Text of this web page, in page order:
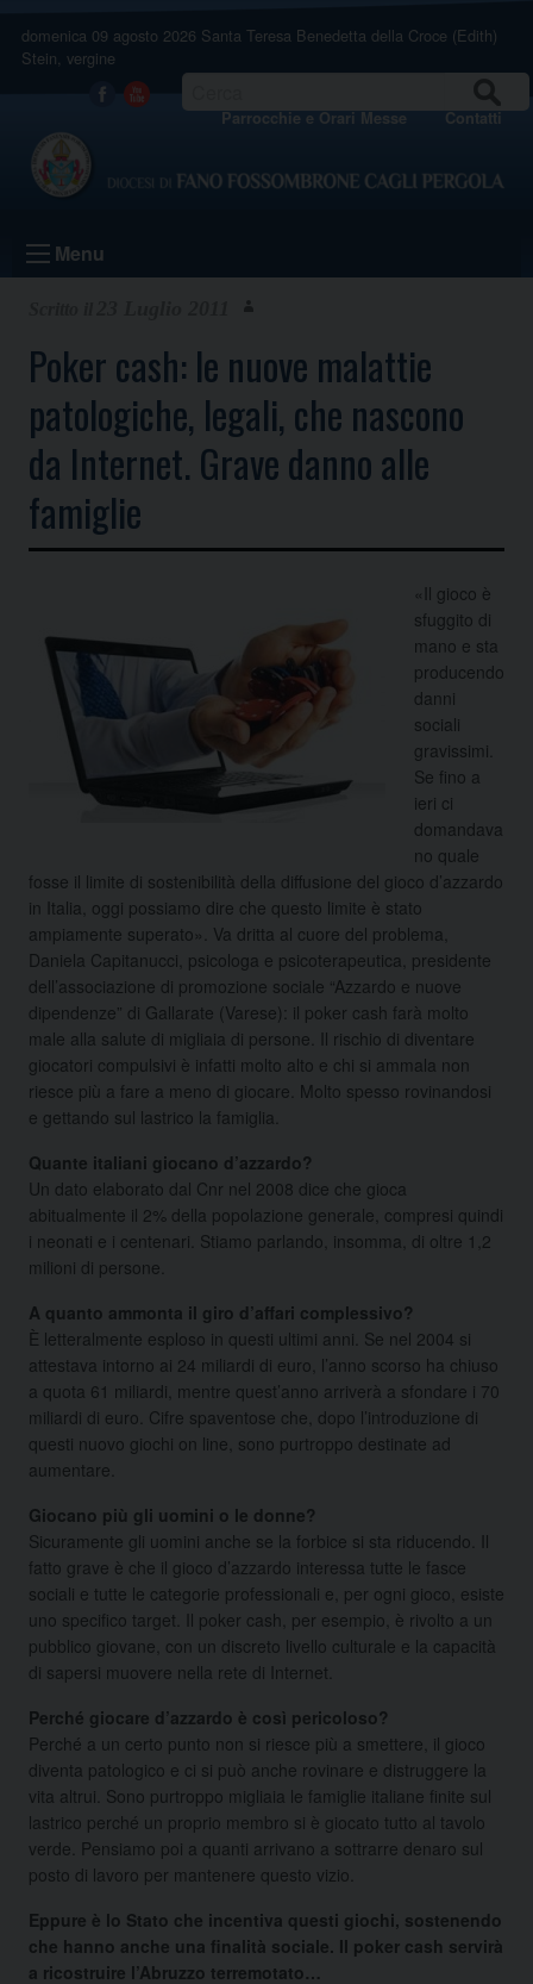
content
domenica 09 agosto 2026 Santa Teresa Benedetta della Croce (Edith)
Stein, vergine
Facebook
Youtube Parrocchie e Orari Messe Contatti
Menu
Poker cash: le nuove malattie
patologiche, legali, che nascono
da Internet. Grave danno alle
famiglie
«Il gioco è
sfuggito di
mano e sta
producendo
danni
sociali
gravissimi.
Se fino a
ieri ci
domandava
no quale
fosse il limite di sostenibilità della diffusione del gioco d’azzardo
in Italia, oggi possiamo dire che questo limite è stato
ampiamente superato». Va dritta al cuore del problema,
Daniela Capitanucci, psicologa e psicoterapeutica, presidente
dell’associazione di promozione sociale “Azzardo e nuove
dipendenze” di Gallarate (Varese): il poker cash farà molto
male alla salute di migliaia di persone. Il rischio di diventare
giocatori compulsivi è infatti molto alto e chi si ammala non
riesce più a fare a meno di giocare. Molto spesso rovinandosi
e gettando sul lastrico la famiglia.
Quante italiani giocano d’azzardo?
Un dato elaborato dal Cnr nel 2008 dice che gioca
abitualmente il 2% della popolazione generale, compresi quindi
i neonati e i centenari. Stiamo parlando, insomma, di oltre 1,2
milioni di persone.
A quanto ammonta il giro d’affari complessivo?
È letteralmente esploso in questi ultimi anni. Se nel 2004 si
attestava intorno ai 24 miliardi di euro, l’anno scorso ha chiuso
a quota 61 miliardi, mentre quest’anno arriverà a sfondare i 70
miliardi di euro. Cifre spaventose che, dopo l’introduzione di
questi nuovo giochi on line, sono purtroppo destinate ad
aumentare.
Giocano più gli uomini o le donne?
Sicuramente gli uomini anche se la forbice si sta riducendo. Il
fatto grave è che il gioco d’azzardo interessa tutte le fasce
sociali e tutte le categorie professionali e, per ogni gioco, esiste
uno specifico target. Il poker cash, per esempio, è rivolto a un
pubblico giovane, con un discreto livello culturale e la capacità
di sapersi muovere nella rete di Internet.
Perché giocare d’azzardo è così pericoloso?
Perché a un certo punto non si riesce più a smettere, il gioco
diventa patologico e ci si può anche rovinare e distruggere la
vita altrui. Sono purtroppo migliaia le famiglie italiane finite sul
lastrico perché un proprio membro si è giocato tutto al tavolo
verde. Pensiamo poi a quanti arrivano a sottrarre denaro sul
posto di lavoro per mantenere questo vizio.
Eppure è lo Stato che incentiva questi giochi, sostenendo
che hanno anche una finalità sociale. Il poker cash servirà
a ricostruire l’Abruzzo terremotato…